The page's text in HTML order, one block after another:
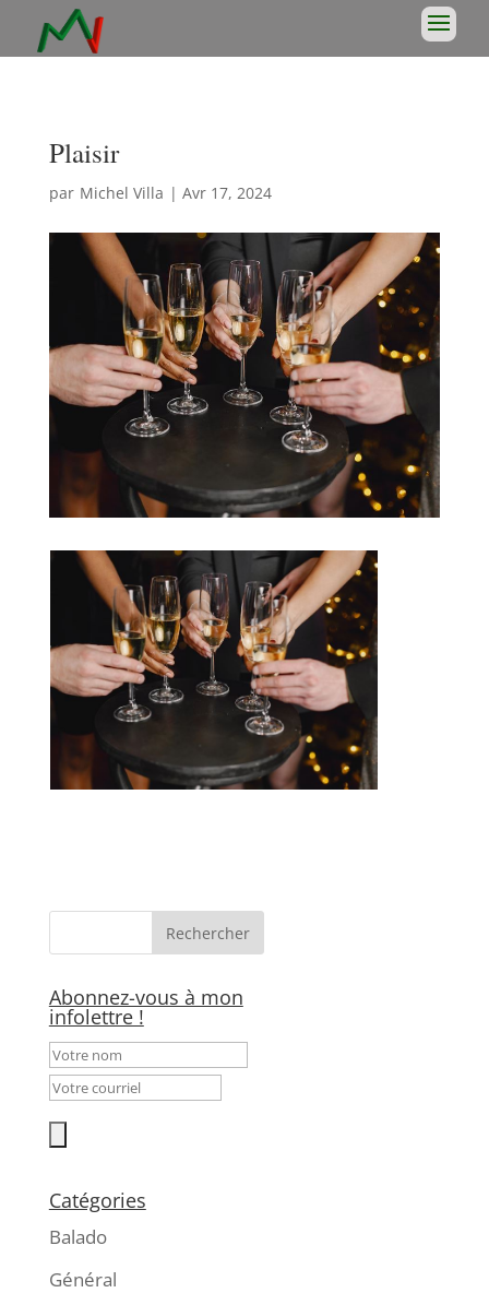
Plaisir
par Michel Villa | Avr 17, 2024
Abonnez-vous à mon
infolettre !
Catégories
Balado
Général